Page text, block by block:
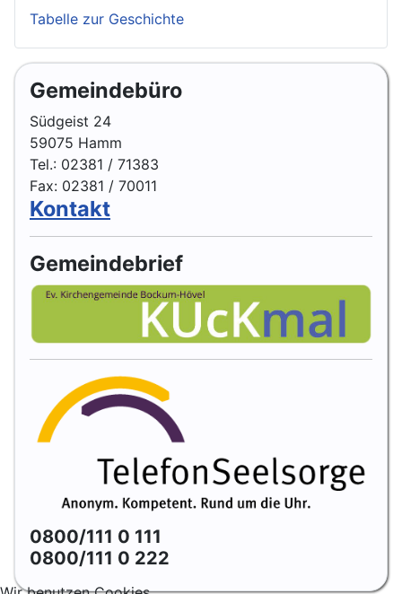
Tabelle zur Geschichte
Gemeindebüro
Südgeist 24
59075 Hamm
Tel.: 02381 / 71383
Fax: 02381 / 70011
Kontakt
Gemeindebrief
0800/111 0 111
0800/111 0 222